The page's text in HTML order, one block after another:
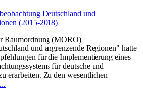
Raumordnung (MORO)
und angrenzende Regionen" hatte
für die Implementierung eines
für deutsche und
erarbeiten. Zu den wesentlichen
...